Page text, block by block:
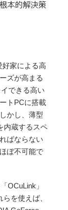
本的解決策
家による高
ズが高まる
できる高い
トPCに搭載
かし、薄型
内蔵するスペ
ばならない
ぼ不可能で
OCuLink」
を使えば、